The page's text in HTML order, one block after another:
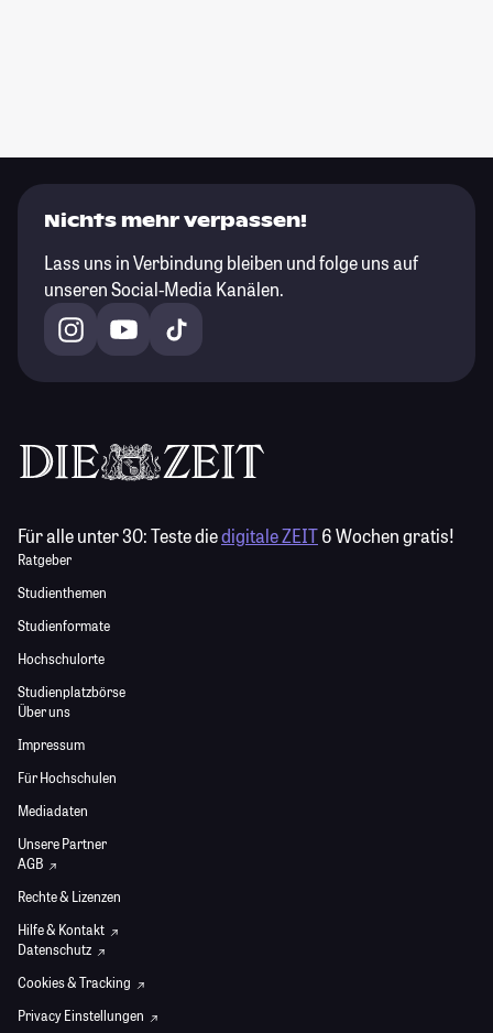
Nichts mehr verpassen!
Lass uns in Verbindung bleiben und folge uns auf
unseren Social-Media Kanälen.
Für alle unter 30:Teste diedigitale ZEIT6 Wochen gratis!
Ratgeber
Studienthemen
Studienformate
Hochschulorte
Studienplatzbörse
Über uns
Impressum
Für Hochschulen
Mediadaten
Unsere Partner
AGB
Rechte & Lizenzen
Hilfe & Kontakt
Datenschutz
Cookies & Tracking
Privacy Einstellungen